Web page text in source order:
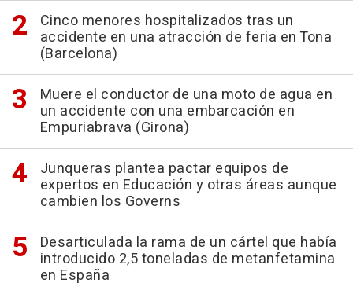
Cinco menores hospitalizados tras un
accidente en una atracción de feria en Tona
(Barcelona)
Muere el conductor de una moto de agua en
un accidente con una embarcación en
Empuriabrava (Girona)
Junqueras plantea pactar equipos de
expertos en Educación y otras áreas aunque
cambien los Governs
Desarticulada la rama de un cártel que había
introducido 2,5 toneladas de metanfetamina
en España